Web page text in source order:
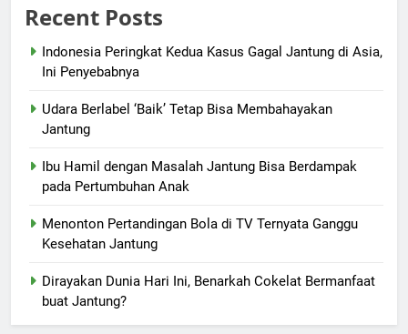
Recent Posts
Indonesia Peringkat Kedua Kasus Gagal Jantung di Asia,
Ini Penyebabnya
Udara Berlabel ‘Baik’ Tetap Bisa Membahayakan
Jantung
Ibu Hamil dengan Masalah Jantung Bisa Berdampak
pada Pertumbuhan Anak
Menonton Pertandingan Bola di TV Ternyata Ganggu
Kesehatan Jantung
Dirayakan Dunia Hari Ini, Benarkah Cokelat Bermanfaat
buat Jantung?